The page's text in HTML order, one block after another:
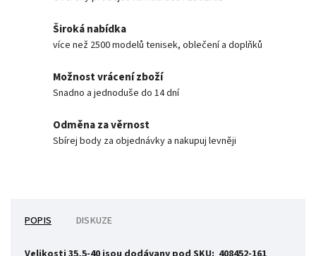
Široká nabídka
více než 2500 modelů tenisek, oblečení a doplňků
Možnost vrácení zboží
Snadno a jednoduše do 14 dní
Odměna za věrnost
Sbírej body za objednávky a nakupuj levněji
POPIS DISKUZE